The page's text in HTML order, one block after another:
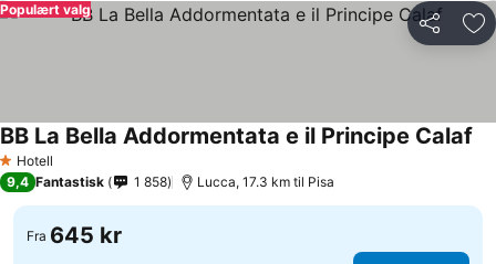
Del
Populært valg
1 Stjerner
Hotell
BB La Bella Addormentata e il Principe Calaf
9,4 Fantastisk 1 858 Lucca, 17.3 km til Pisa
Fra 645 kr